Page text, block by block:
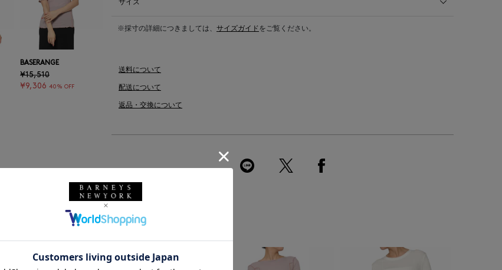
BASERANGE
¥15,510
¥9,306 40% OFF
サイズ
※採寸の詳細につきましては、 サイズガイドをご覧ください。
送料について
配送について
返品・交換について